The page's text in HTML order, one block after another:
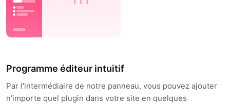
Programme éditeur intuitif
Par l'intermédiaire de notre panneau, vous pouvez ajouter
n'importe quel plugin dans votre site en quelques